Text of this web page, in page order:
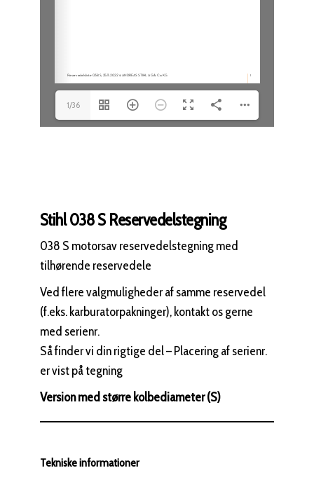
1/36
Stihl 038 S Reservedelstegning
038 S motorsav reservedelstegning med
tilhørende reservedele
Ved flere valgmuligheder af samme reservedel
(f.eks. karburatorpakninger), kontakt os gerne
med serienr.
Så finder vi din rigtige del – Placering af serienr.
er vist på tegning
Version med større kolbediameter (S)
Tekniske informationer